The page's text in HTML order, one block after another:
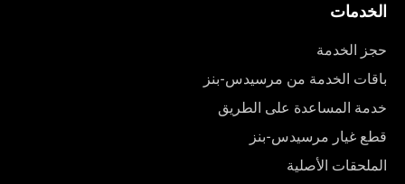
الخدمات
حجز الخدمة
باقات الخدمة من مرسيدس-بنز
خدمة المساعدة على الطريق
قطع غيار مرسيدس-بنز
الملحقات الأصلية